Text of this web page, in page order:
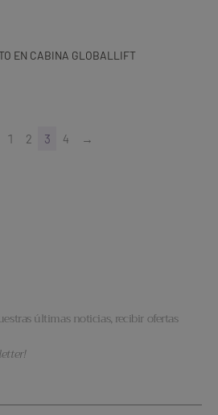
EN CABINA GLOBALLIFT
1 2 3 4 →
últimas noticias, recibir ofertas